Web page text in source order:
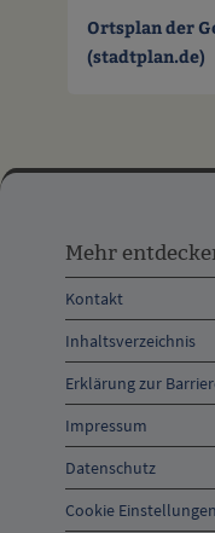
Ortsplan der
(stadtplan.de)
entdecken,
und
Anschrift
und
Kontakt
Mehr
Kontakt
Inhaltsverzeichnis
Erklärung zur
Impressum
Datenschutz
Cookie Einstellungen